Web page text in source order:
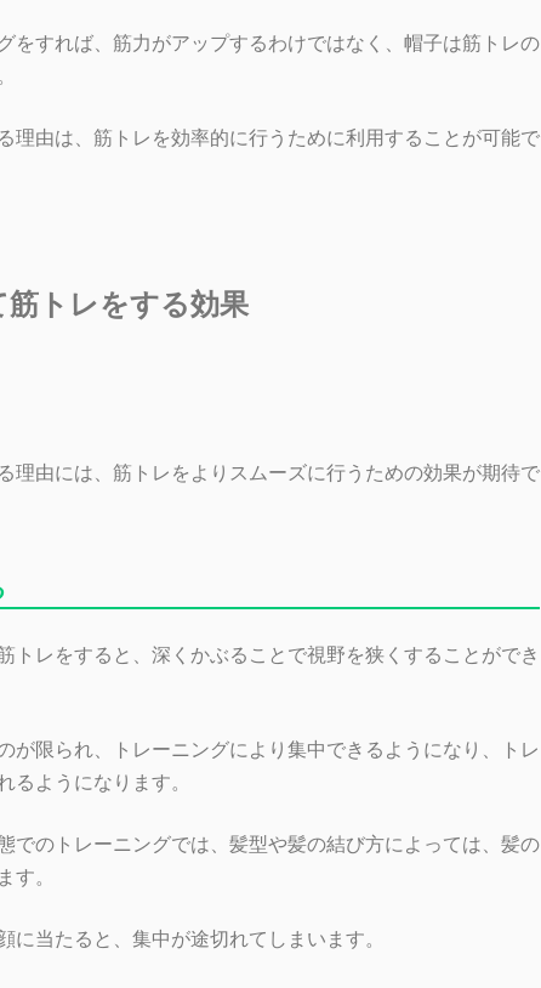
をすれば、筋力がアップするわけではなく、帽子は筋トレの
理由は、筋トレを効率的に行うために利用することが可能で
トレをする効果
理由には、筋トレをよりスムーズに行うための効果が期待で
トレをすると、深くかぶることで視野を狭くすることができ
が限られ、トレーニングにより集中できるようになり、トレ
るようになります。
でのトレーニングでは、髪型や髪の結び方によっては、髪の
す。
に当たると、集中が途切れてしまいます。